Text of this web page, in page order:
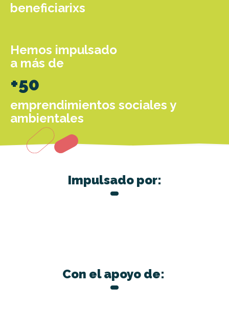
beneficiarixs
Hemos impulsado
a más de
+50
emprendimientos sociales y
ambientales
Impulsado por:
Con el apoyo de: